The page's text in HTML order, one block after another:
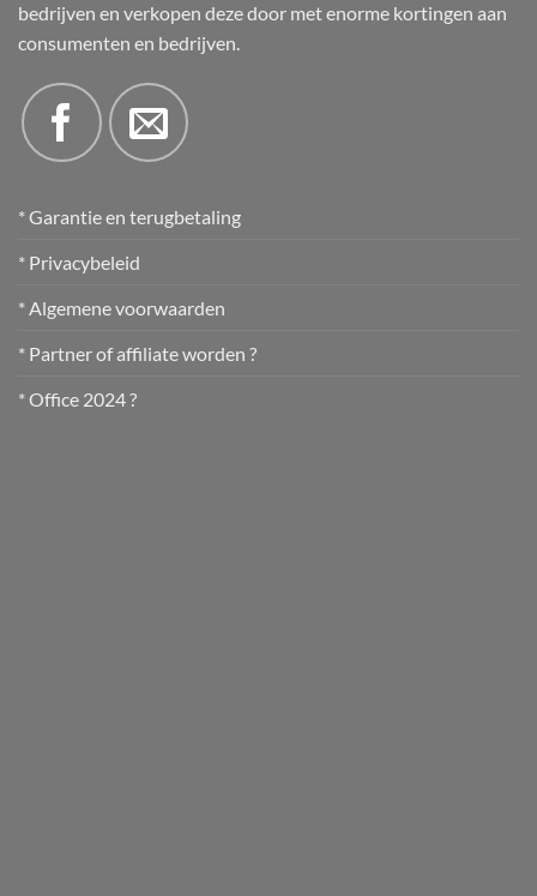
bedrijven en verkopen deze door met enorme kortingen aan
consumenten en bedrijven.
* Garantie en terugbetaling
* Privacybeleid
* Algemene voorwaarden
* Partner of affiliate worden ?
* Office 2024 ?